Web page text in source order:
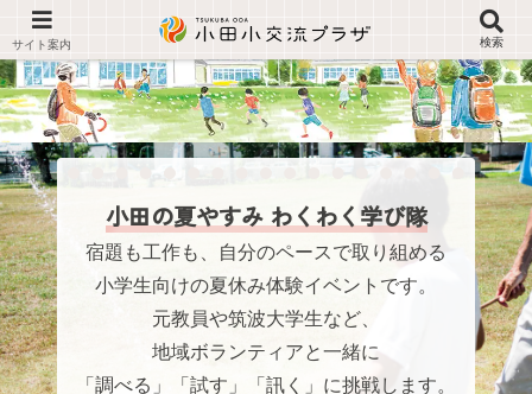
小田の夏やすみ わくわく学び隊
宿題も工作も、自分のペースで取り組める
小学生向けの夏休み体験イベントです。
元教員や筑波大学生など、
地域ボランティアと一緒に
「調べる」「試す」「訊く」に挑戦します。
検索